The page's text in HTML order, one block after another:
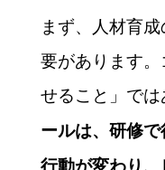
まず、人材育
要があります。
せること」では
ールは、研修